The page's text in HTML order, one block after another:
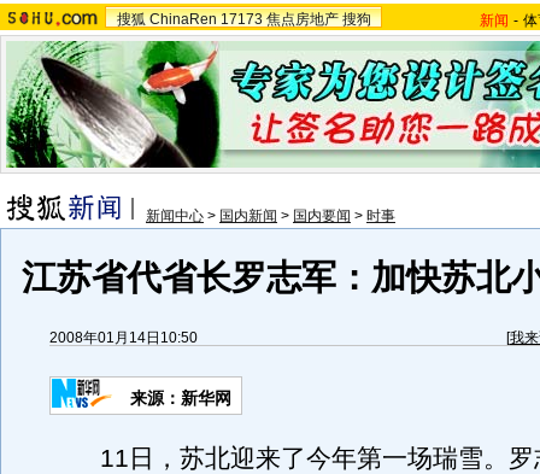
搜狐 ChinaRen 17173 焦点房地产 搜狗 新闻 -
新闻中心 > 国内新闻 > 国内要闻 > 时事
江苏省代省长罗志军：加快苏北
2008年01月14日10:50 [我
来源：新华网
11日，苏北迎来了今年第一场瑞雪。罗